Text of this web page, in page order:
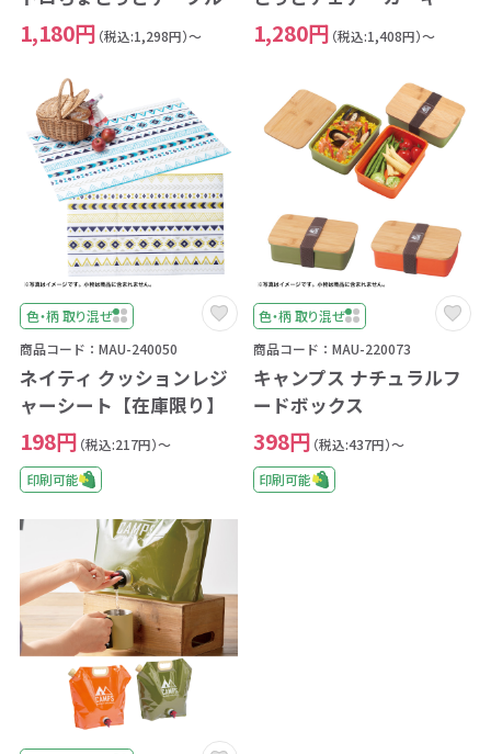
1,180円 （税込:1,298円）～ 1,280円 （税込:1,408円）～
色・柄 取り混ぜ
商品コード：MAU-240050
ネイティ クッションレジ
ャーシート【在庫限り】
198円 （税込:217円）～
印刷可能
色・柄 取り混ぜ
商品コード：MAU-220073
キャンプス ナチュラルフ
ードボックス
398円 （税込:437円）～
印刷可能